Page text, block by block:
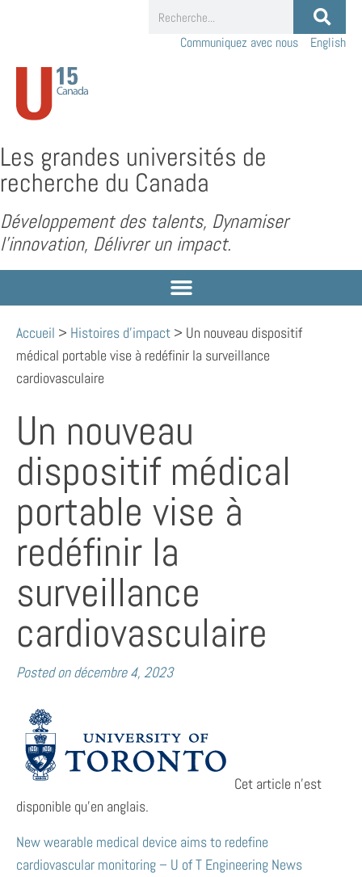
Communiquez avec nous English
Les grandes universités de
recherche du Canada
Développement des talents, Dynamiser
l’innovation, Délivrer un impact.
Accueil > Histoires d'impact > Un nouveau dispositif
médical portable vise à redéfinir la surveillance
cardiovasculaire
Un nouveau
dispositif médical
portable vise à
redéfinir la
surveillance
cardiovasculaire
Posted on décembre 4, 2023
Cet article n’est
disponible qu’en anglais.
New wearable medical device aims to redefine
cardiovascular monitoring – U of T Engineering News